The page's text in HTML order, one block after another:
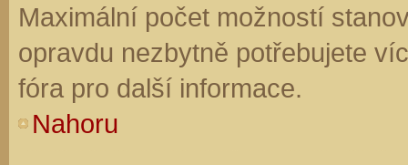
Maximální počet možností
opravdu nezbytně potřebujete
fóra pro další informace.
Nahoru